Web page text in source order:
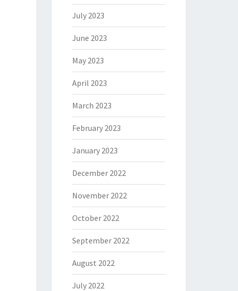
July 2023
June 2023
May 2023
April 2023
March 2023
February 2023
January 2023
December 2022
November 2022
October 2022
September 2022
August 2022
July 2022